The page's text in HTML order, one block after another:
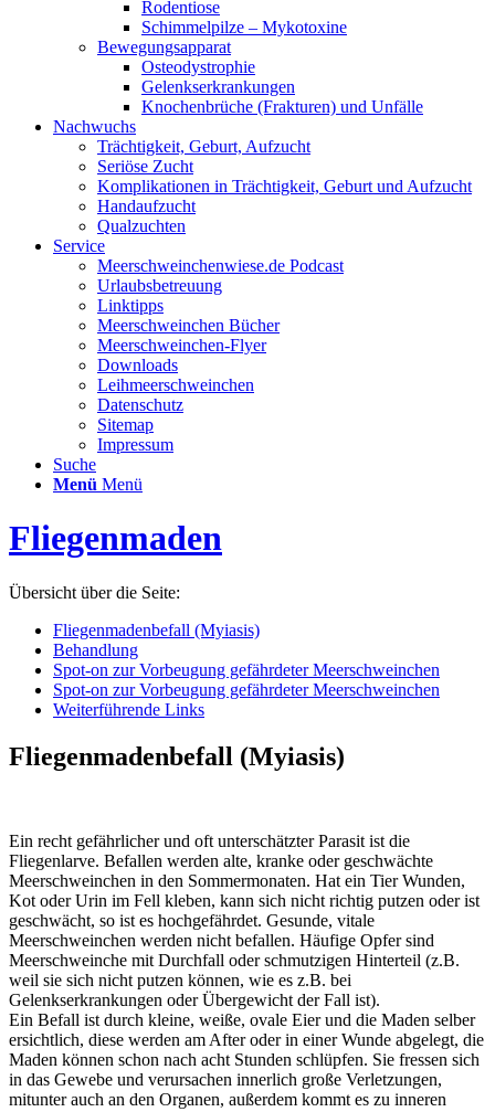
Rodentiose
Schimmelpilze – Mykotoxine
Bewegungsapparat
Osteodystrophie
Gelenkserkrankungen
Knochenbrüche (Frakturen) und Unfälle
Nachwuchs
Trächtigkeit, Geburt, Aufzucht
Seriöse Zucht
Komplikationen in Trächtigkeit, Geburt und Aufzucht
Handaufzucht
Qualzuchten
Service
Meerschweinchenwiese.de Podcast
Urlaubsbetreuung
Linktipps
Meerschweinchen Bücher
Meerschweinchen-Flyer
Downloads
Leihmeerschweinchen
Datenschutz
Sitemap
Impressum
Suche
Menü Menü
Fliegenmaden
Übersicht über die Seite:
Fliegenmadenbefall (Myiasis)
Behandlung
Spot-on zur Vorbeugung gefährdeter Meerschweinchen
Spot-on zur Vorbeugung gefährdeter Meerschweinchen
Weiterführende Links
Fliegenmadenbefall (Myiasis)
Ein recht gefährlicher und oft unterschätzter Parasit ist die
Fliegenlarve. Befallen werden alte, kranke oder geschwächte
Meerschweinchen in den Sommermonaten. Hat ein Tier Wunden,
Kot oder Urin im Fell kleben, kann sich nicht richtig putzen oder ist
geschwächt, so ist es hochgefährdet. Gesunde, vitale
Meerschweinchen werden nicht befallen. Häufige Opfer sind
Meerschweinche mit Durchfall oder schmutzigen Hinterteil (z.B.
weil sie sich nicht putzen können, wie es z.B. bei
Gelenkserkrankungen oder Übergewicht der Fall ist).
Ein Befall ist durch kleine, weiße, ovale Eier und die Maden selber
ersichtlich, diese werden am After oder in einer Wunde abgelegt, die
Maden können schon nach acht Stunden schlüpfen. Sie fressen sich
in das Gewebe und verursachen innerlich große Verletzungen,
mitunter auch an den Organen, außerdem kommt es zu inneren